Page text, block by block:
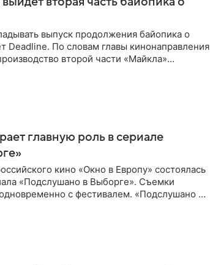
выпуск продолжения байопика о
По словам главы кинонаправления
второй части «Майкла»
главную роль в сериале
кино «Окно в Европу» состоялась
«Подслушано в Выборге». Съемки
с фестивалем. «Подслушано в